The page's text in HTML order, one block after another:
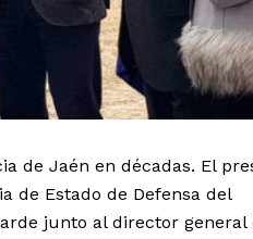
de Jaén en décadas. El
de Estado de Defensa del
junto al director general